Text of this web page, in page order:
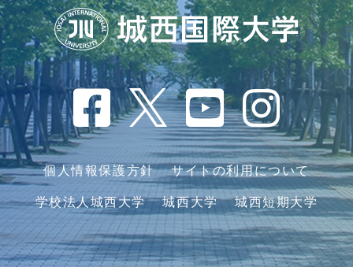
個人情報保護方針 サイトの利用について
学校法人城西大学 城西大学 城西短期大学